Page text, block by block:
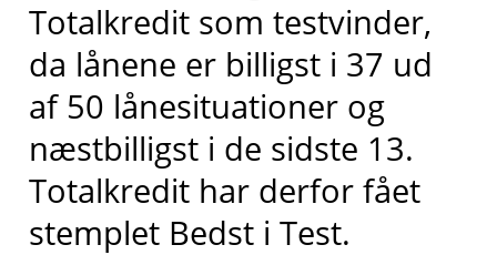
Totalkredit som testvinder,
da lånene er billigst i 37 ud
af 50 lånesituationer og
næstbilligsti de sidste 13.
Totalkredit har derfor fået
stemplet Bedst i Test.